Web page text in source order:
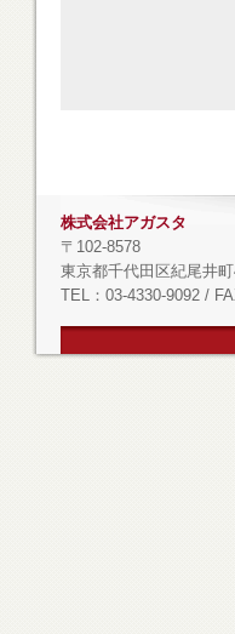
株式会社アガスタ
〒102-8578
東京都千代田区紀尾井
TEL：03-4330-9092 /